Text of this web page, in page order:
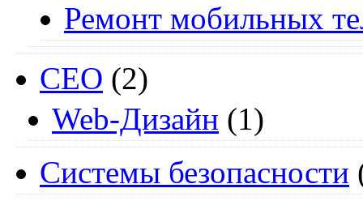
Ремонт мобильных
СЕО (2)
Web-Дизайн (1)
Системы безопасности